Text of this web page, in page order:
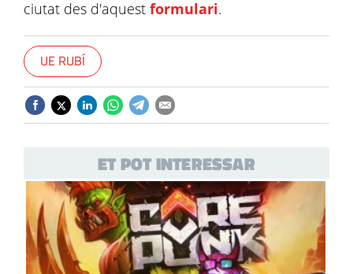
ciutat des d'aquest formulari.
UE RUBÍ
ET POT INTERESSAR